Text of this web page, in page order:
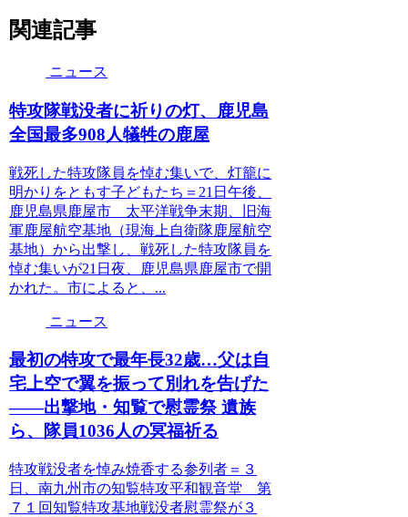
関連記事
ニュース
特攻隊戦没者に祈りの灯、鹿児島
全国最多908人犠牲の鹿屋
戦死した特攻隊員を悼む集いで、灯籠に
明かりをともす子どもたち＝21日午後、
鹿児島県鹿屋市 太平洋戦争末期、旧海
軍鹿屋航空基地（現海上自衛隊鹿屋航空
基地）から出撃し、戦死した特攻隊員を
悼む集いが21日夜、鹿児島県鹿屋市で開
かれた。市によると、...
ニュース
最初の特攻で最年長32歳…父は自
宅上空で翼を振って別れを告げた
――出撃地・知覧で慰霊祭 遺族
ら、隊員1036人の冥福祈る
特攻戦没者を悼み焼香する参列者＝３
日、南九州市の知覧特攻平和観音堂 第
７１回知覧特攻基地戦没者慰霊祭が３